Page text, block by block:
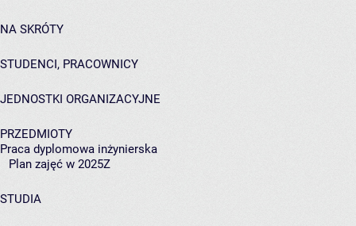
NA SKRÓTY
STUDENCI, PRACOWNICY
JEDNOSTKI ORGANIZACYJNE
PRZEDMIOTY
Praca dyplomowa inżynierska
Plan zajęć w 2025Z
STUDIA